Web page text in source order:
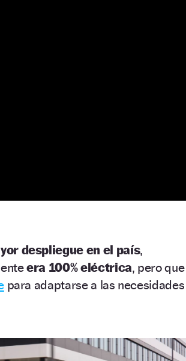
despliegue en el país,
era 100% eléctrica, pero que
para adaptarse a las necesidades